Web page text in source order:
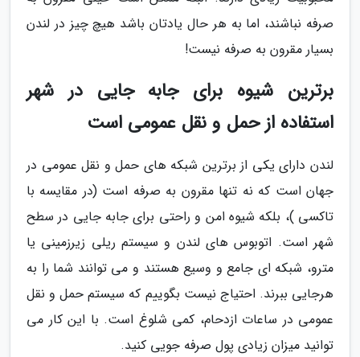
صرفه نباشند، اما به هر حال یادتان باشد هیچ چیز در لندن
بسیار مقرون به صرفه نیست!
برترین شیوه برای جابه جایی در شهر
استفاده از حمل و نقل عمومی است
لندن دارای یکی از برترین شبکه های حمل و نقل عمومی در
جهان است که نه تنها مقرون به صرفه است (در مقایسه با
تاکسی )، بلکه شیوه امن و راحتی برای جابه جایی در سطح
شهر است. اتوبوس های لندن و سیستم ریلی زیرزمینی یا
مترو، شبکه ای جامع و وسیع هستند و می توانند شما را به
هرجایی ببرند. احتیاج نیست بگوییم که سیستم حمل و نقل
عمومی در ساعات ازدحام، کمی شلوغ است. با این کار می
توانید میزان زیادی پول صرفه جویی کنید.